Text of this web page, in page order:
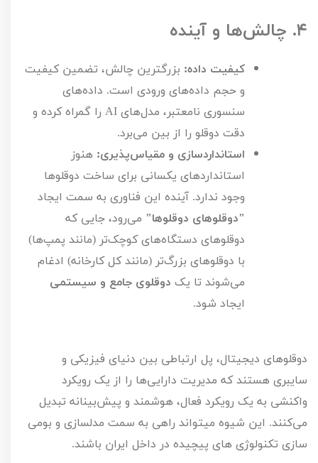
۴. چالش‌ها و آینده
کیفیت داده: بزرگترین چالش، تضمین کیفیت
و حجم داده‌های ورودی است. داده‌های
سنسوری نامعتبر، مدل‌های AI را گمراه کرده و
دقت دوقلو را از بین می‌برد.
استانداردسازی و مقیاس‌پذیری: هنوز
استانداردهای یکسانی برای ساخت دوقلوها
وجود ندارد. آینده این فناوری به سمت ایجاد
"دوقلوهای دوقلوها" می‌رود، جایی که
دوقلوهای دستگاه‌های کوچک‌تر (مانند پمپ‌ها)
با دوقلوهای بزرگ‌تر (مانند کل کارخانه) ادغام
می‌شوند تا یک دوقلوی جامع و سیستمی
ایجاد شود.
دوقلوهای دیجیتال، پل ارتباطی بین دنیای فیزیکی و
سایبری هستند که مدیریت دارایی‌ها را از یک رویکرد
واکنشی به یک رویکرد فعال، هوشمند و پیش‌بینانه تبدیل
می‌کنند. این شیوه میتواند راهی به سمت مدلسازی و بومی
سازی تکنولوژی های پیچیده در داخل ایران باشند.